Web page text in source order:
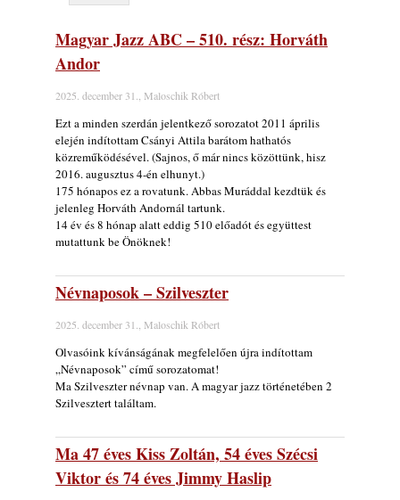
2026. augusztus 09.
Ez lesz idén a Balaton legkedvesebb
Malomvölgy Fesztivál!
2026. augusztus 08.
2026-os jazzfesztiválok, amelyekről én is
tudok… 19. rész: XXXI. Szoboszlói
Dixieland Napok (Hajdúszoboszló – 2026.
augusztus 21-22-23.)
2026. augusztus 08.
Jazz-rock albumok 1986-ból - Shakatak
2026. augusztus 08.
Visions" lemezbemutató koncert
2026. augusztus 07.
Jazz-rock albumok 1985-ből - Issei Noro
„Sweet Sphere”
Jazz-rock albumok 1984-ből - John Scofield
„Electric Outlet”
2026. augusztus 06.
Magyar Jazz ABC – 510. rész: Horváth
Andor
2025. december 31., Maloschik Róbert
Ezt a minden szerdán jelentkező sorozatot 2011 április
elején indítottam Csányi Attila barátom hathatós
közreműködésével. (Sajnos, ő már nincs közöttünk, hisz
2016. augusztus 4-én elhunyt.)
175 hónapos ez a rovatunk. Abbas Muráddal kezdtük és
jelenleg Horváth Andornál tartunk.
14 év és 8 hónap alatt eddig 510 előadót és együttest
mutattunk be Önöknek!
Névnaposok – Szilveszter
2025. december 31., Maloschik Róbert
Olvasóink kívánságának megfelelően újra indítottam
„Névnaposok” című sorozatomat!
Ma Szilveszter névnap van. A magyar jazz történetében 2
Szilvesztert találtam.
Ma 47 éves Kiss Zoltán, 54 éves Szécsi
Viktor és 74 éves Jimmy Haslip